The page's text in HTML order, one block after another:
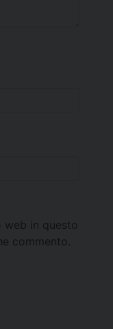
web in questo
commento.